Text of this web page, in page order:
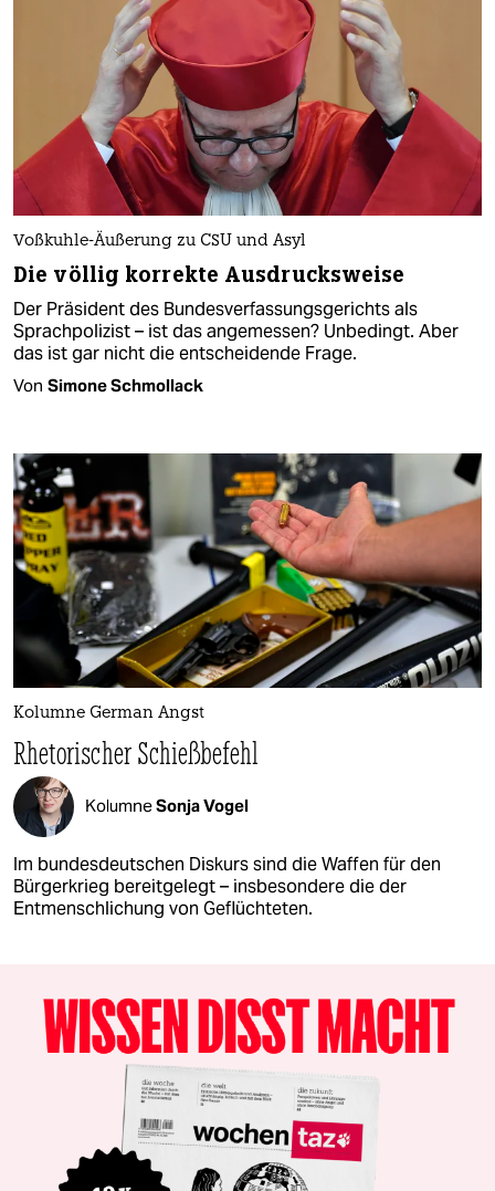
Voßkuhle-Äußerung zu CSU und Asyl
Die völlig korrekte Ausdrucksweise
Der Präsident des Bundesverfassungsgerichts als
Sprachpolizist – ist das angemessen? Unbedingt. Aber
das ist gar nicht die entscheidende Frage.
Von Simone Schmollack
Kolumne German Angst
Rhetorischer Schießbefehl
KolumneSonja Vogel
Im bundesdeutschen Diskurs sind die Waffen für den
Bürgerkrieg bereitgelegt – insbesondere die der
Entmenschlichung von Geflüchteten.